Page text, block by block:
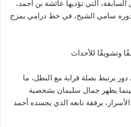
التي تؤديها عائشة بن أحمد،
سامي الشيخ، في خط درامي يمزج
للأحداث
يرتبط بصلة قرابة مع البطل، ما
بينما يظهر جمال سليمان بشخصية
برفقة تابعه الذي يجسده أحمد